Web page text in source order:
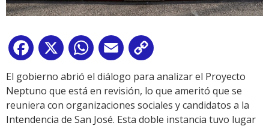
Facebook
X WhatsApp
Email
Link
El gobierno abrió el diálogo para analizar el Proyecto
Neptuno que está en revisión, lo que ameritó que se
reuniera con organizaciones sociales y candidatos a la
Intendencia de San José. Esta doble instancia tuvo lugar